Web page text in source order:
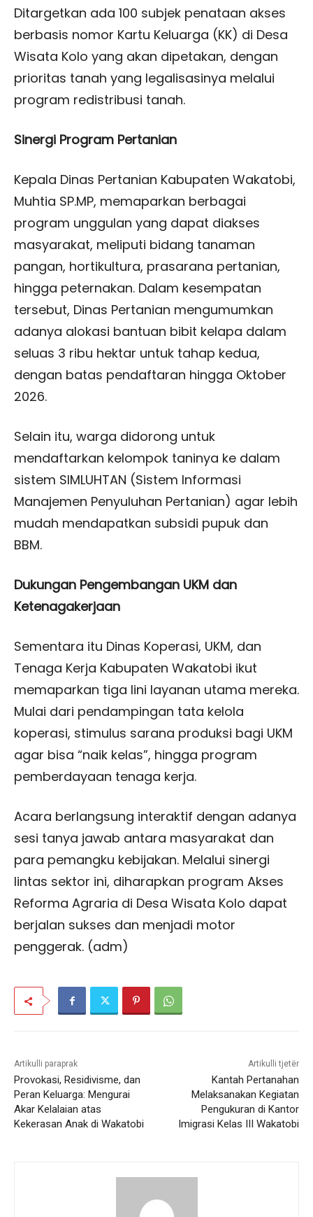
Ditargetkan ada 100 subjek penataan akses
berbasis nomor Kartu Keluarga (KK) di Desa
Wisata Kolo yang akan dipetakan, dengan
prioritas tanah yang legalisasinya melalui
program redistribusi tanah.
Sinergi Program Pertanian
Kepala Dinas Pertanian Kabupaten Wakatobi,
Muhtia SP.MP, memaparkan berbagai
program unggulan yang dapat diakses
masyarakat, meliputi bidang tanaman
pangan, hortikultura, prasarana pertanian,
hingga peternakan. Dalam kesempatan
tersebut, Dinas Pertanian mengumumkan
adanya alokasi bantuan bibit kelapa dalam
seluas 3 ribu hektar untuk tahap kedua,
dengan batas pendaftaran hingga Oktober
2026.
Selain itu, warga didorong untuk
mendaftarkan kelompok taninya ke dalam
sistem SIMLUHTAN (Sistem Informasi
Manajemen Penyuluhan Pertanian) agar lebih
mudah mendapatkan subsidi pupuk dan
BBM.
Dukungan Pengembangan UKM dan
Ketenagakerjaan
Sementara itu Dinas Koperasi, UKM, dan
Tenaga Kerja Kabupaten Wakatobi ikut
memaparkan tiga lini layanan utama mereka.
Mulai dari pendampingan tata kelola
koperasi, stimulus sarana produksi bagi UKM
agar bisa “naik kelas”, hingga program
pemberdayaan tenaga kerja.
Acara berlangsung interaktif dengan adanya
sesi tanya jawab antara masyarakat dan
para pemangku kebijakan. Melalui sinergi
lintas sektor ini, diharapkan program Akses
Reforma Agraria di Desa Wisata Kolo dapat
berjalan sukses dan menjadi motor
penggerak. (adm)
Artikulli paraprak
Provokasi, Residivisme, dan
Peran Keluarga: Mengurai
Akar Kelalaian atas
Kekerasan Anak di Wakatobi
Artikulli tjetër
Kantah Pertanahan
Melaksanakan Kegiatan
Pengukuran di Kantor
Imigrasi Kelas III Wakatobi